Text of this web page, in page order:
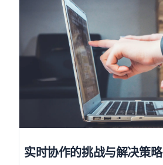
实时协作的挑战与解决策略